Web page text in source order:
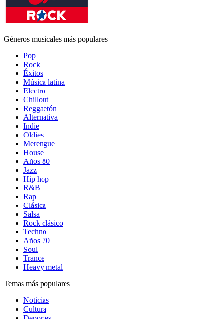
Géneros musicales más populares
Pop
Rock
Éxitos
Música latina
Electro
Chillout
Reggaetón
Alternativa
Indie
Oldies
Merengue
House
Años 80
Jazz
Hip hop
R&B
Rap
Clásica
Salsa
Rock clásico
Techno
Años 70
Soul
Trance
Heavy metal
Temas más populares
Noticias
Cultura